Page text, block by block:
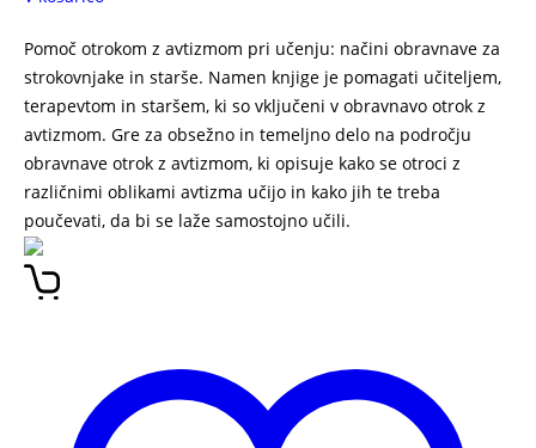
Pomoč otrokom z avtizmom pri učenju: načini obravnave za
strokovnjake in starše. Namen knjige je pomagati učiteljem,
terapevtom in staršem, ki so vključeni v obravnavo otrok z
avtizmom. Gre za obsežno in temeljno delo na področju
obravnave otrok z avtizmom, ki opisuje kako se otroci z
različnimi oblikami avtizma učijo in kako jih te treba
poučevati, da bi se laže samostojno učili.